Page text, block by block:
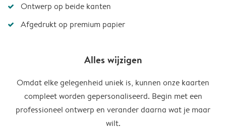
Ontwerp op beide kanten
Afgedrukt op premium papier
Alles wijzigen
Omdat elke gelegenheid uniek is, kunnen onze kaarten
compleet worden gepersonaliseerd. Begin met een
professioneel ontwerp en verander daarna wat je maar
wilt.